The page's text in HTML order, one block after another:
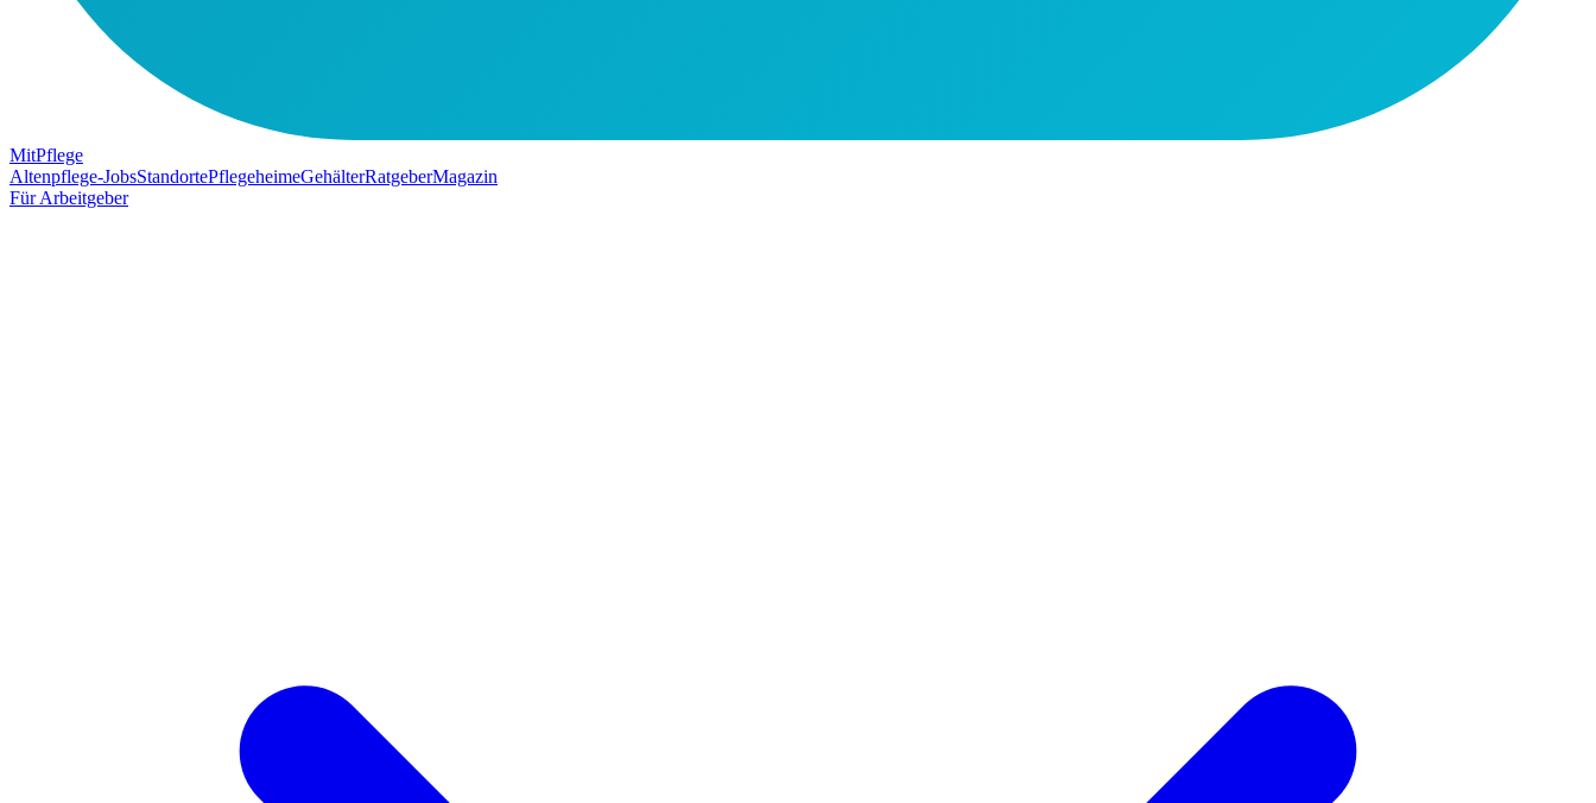
MitPflege
Altenpflege-JobsStandortePflegeheimeGehälterRatgeberMagazin
Für Arbeitgeber